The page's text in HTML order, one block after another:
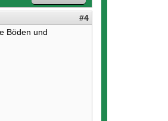
#4
Böden und